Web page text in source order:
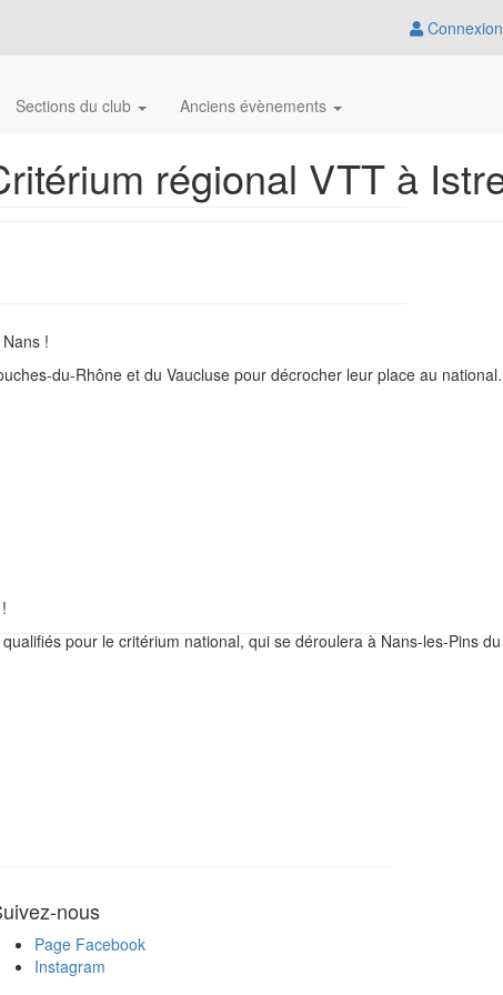
Connexion
Sections du club Anciens évènements
régional VTT à
!
du-Rhône et du Vaucluse pour décrocher leur place au
pour le critérium national, qui se déroulera à Nans-les-Pins
nous
Page Facebook
Instagram